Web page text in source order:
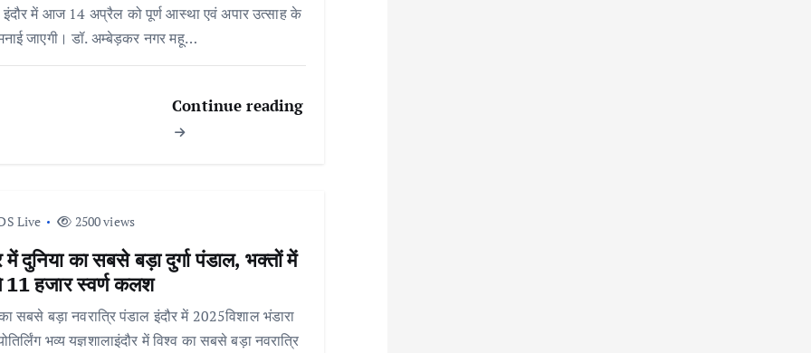
में आज 14 अप्रैल को पूर्ण आस्था एवं अपार उत्साह के
जाएगी। डॉ. अम्बेड़कर नगर महू…
Continue reading
Live 2500 views
में दुनिया का सबसे बड़ा दुर्गा पंडाल, भक्तों में
11 हजार स्वर्ण कलश
सबसे बड़ा नवरात्रि पंडाल इंदौर में 2025विशाल भंडारा
भव्य यज्ञशालाइंदौर में विश्व का सबसे बड़ा नवरात्रि